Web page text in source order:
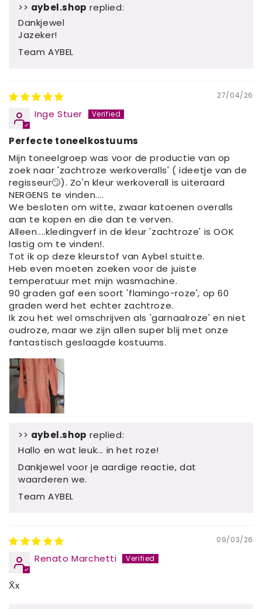
>> aybel.shop replied:
Dankjewel
Jazeker!
Team AYBEL
27/04/26
Inge Stuer
Perfecte toneelkostuums
Mijn toneelgroep was voor de productie van op
zoek naar 'zachtroze werkoveralls' ( ideetje van de
regisseur🙄). Zo'n kleur werkoverall is uiteraard
NERGENS te vinden....
We besloten om witte, zwaar katoenen overalls
aan te kopen en die dan te verven.
Alleen....kledingverf in de kleur 'zachtroze' is OOK
lastig om te vinden!.
Tot ik op deze kleurstof van Aybel stuitte.
Heb even moeten zoeken voor de juiste
temperatuur met mijn wasmachine.
90 graden gaf een soort 'flamingo-roze', op 60
graden werd het echter zachtroze.
Ik zou het wel omschrijven als 'garnaalroze' en niet
oudroze, maar we zijn allen super blij met onze
fantastisch geslaagde kostuums.
>> aybel.shop replied:
Hallo en wat leuk... in het roze!
Dankjewel voor je aardige reactie, dat
waarderen we.
Team AYBEL
09/03/26
Renato Marchetti
X̌x